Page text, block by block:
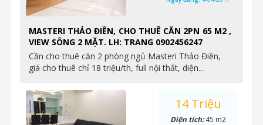
MASTERI THẢO ĐIỀN, CHO THUÊ CĂN 2PN 65 M2 ,
VIEW SÔNG 2 MẶT. LH: TRANG 0902456247
Cần cho thuê căn 2 phòng ngủ Masteri Thảo Điền,
giá cho thuê chỉ 18 triệu/th, full nội thất, diện…
14 Triệu
Diện tích:45 m2